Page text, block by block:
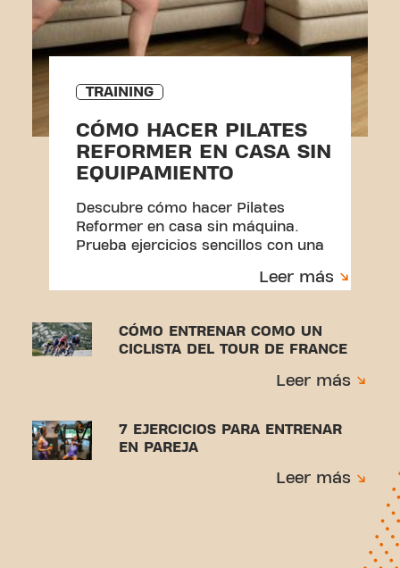
TRAINING
CÓMO HACER PILATES
REFORMER EN CASA SIN
EQUIPAMIENTO
Descubre cómo hacer Pilates
Reformer en casa sin máquina.
Prueba ejercicios sencillos con una
Leer más
CÓMO ENTRENAR COMO UN
CICLISTA DEL TOUR DE FRANCE
Leer más
7 EJERCICIOS PARA ENTRENAR
EN PAREJA
Leer más